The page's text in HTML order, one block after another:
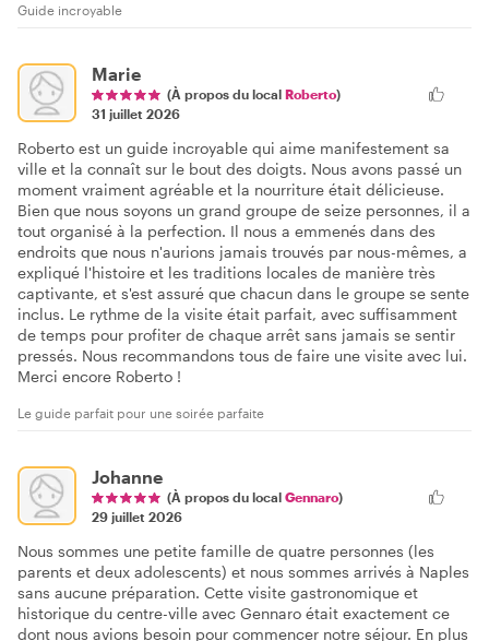
Guide incroyable
Marie
(À propos du local Roberto)
31 juillet 2026
Roberto est un guide incroyable qui aime manifestement sa
ville et la connaît sur le bout des doigts. Nous avons passé un
moment vraiment agréable et la nourriture était délicieuse.
Bien que nous soyons un grand groupe de seize personnes, il a
tout organisé à la perfection. Il nous a emmenés dans des
endroits que nous n'aurions jamais trouvés par nous-mêmes, a
expliqué l'histoire et les traditions locales de manière très
captivante, et s'est assuré que chacun dans le groupe se sente
inclus. Le rythme de la visite était parfait, avec suffisamment
de temps pour profiter de chaque arrêt sans jamais se sentir
pressés. Nous recommandons tous de faire une visite avec lui.
Merci encore Roberto !
Le guide parfait pour une soirée parfaite
Johanne
(À propos du local Gennaro)
29 juillet 2026
Nous sommes une petite famille de quatre personnes (les
parents et deux adolescents) et nous sommes arrivés à Naples
sans aucune préparation. Cette visite gastronomique et
historique du centre-ville avec Gennaro était exactement ce
dont nous avions besoin pour commencer notre séjour. En plus